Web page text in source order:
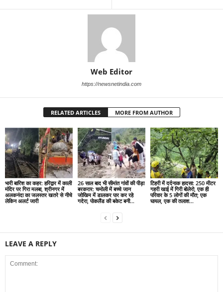
Web Editor
https://newsnetindia.com
RELATED ARTICLES MORE FROM AUTHOR
भारी बारिश का कहर: हरिद्वार में काली
मंदिर पर गिरा मलबा, श्रीनगर में
अलकनंदा का जलस्तर खतरे से नीचे
लेकिन अलर्ट जारी
26 साल बाद भी सीमांत गांवों की पीड़ा
बरकरार: चमोली में बच्चे जान
जोखिम में डालकर पार कर रहे
गदेरा, पोकलैंड की बकेट बनी...
टिहरी में दर्दनाक हादसा: 250 मीटर
गहरी खाई में गिरी बोलेरो, एक ही
परिवार के 5 लोगों की मौत; एक
घायल, एक की तलाश...
LEAVE A REPLY